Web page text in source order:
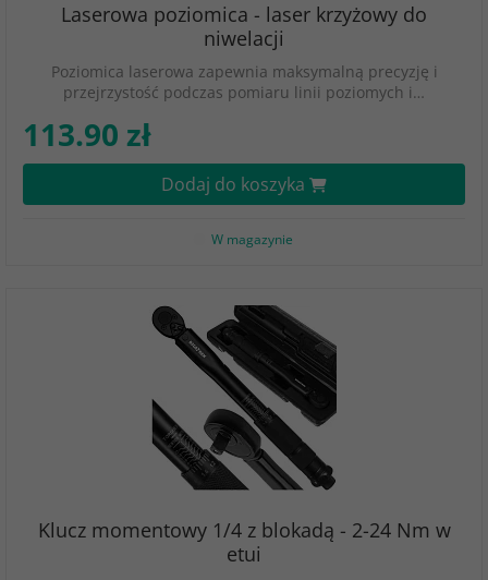
Laserowa poziomica - laser krzyżowy do
niwelacji
Poziomica laserowa zapewnia maksymalną precyzję i
przejrzystość podczas pomiaru linii poziomych i…
113.90 zł
Dodaj do koszyka
W magazynie
Klucz momentowy 1/4 z blokadą - 2-24 Nm w
etui